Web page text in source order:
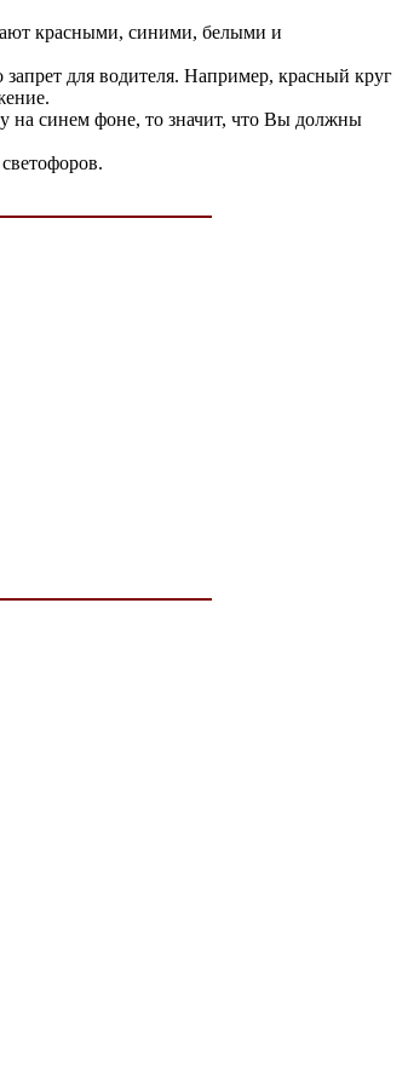
красными, синими, белыми и
для водителя. Например, красный круг
на синем фоне, то значит, что Вы должны